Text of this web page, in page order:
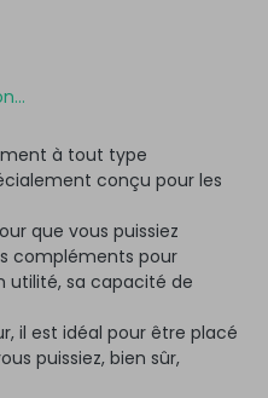
à tout type
conçu pour les
que vous puissiez
compléments pour
utilité, sa capacité de
il est idéal pour être placé
puissiez, bien sûr,